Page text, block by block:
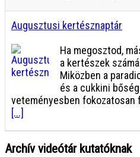
Augusztusi kertésznaptár
Ha megosztod,
a kertészek
Miközben a
és a cukkini
veteményesben fokozatosan
[...]
Archív videótár kutatóknak